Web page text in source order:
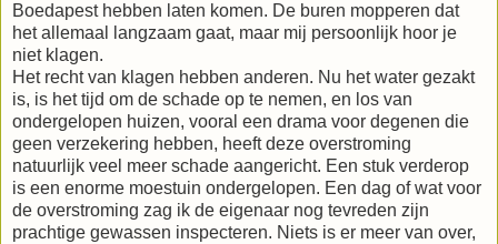
Boedapest hebben laten komen. De buren mopperen dat
het allemaal langzaam gaat, maar mij persoonlijk hoor je
niet klagen.
Het recht van klagen hebben anderen. Nu het water gezakt
is, is het tijd om de schade op te nemen, en los van
ondergelopen huizen, vooral een drama voor degenen die
geen verzekering hebben, heeft deze overstroming
natuurlijk veel meer schade aangericht. Een stuk verderop
is een enorme moestuin ondergelopen. Een dag of wat voor
de overstroming zag ik de eigenaar nog tevreden zijn
prachtige gewassen inspecteren. Niets is er meer van over,